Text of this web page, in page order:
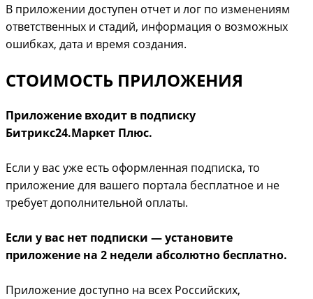
В приложении доступен отчет и лог по изменениям
ответственных и стадий, информация о возможных
ошибках, дата и время создания.
СТОИМОСТЬ ПРИЛОЖЕНИЯ
Приложение входит в подписку
Битрикс24.Маркет Плюс.
Если у вас уже есть оформленная подписка, то
приложение для вашего портала бесплатное и не
требует дополнительной оплаты.
Если у вас нет подписки — установите
приложение на 2 недели абсолютно бесплатно.
Приложение доступно на всех Российских,